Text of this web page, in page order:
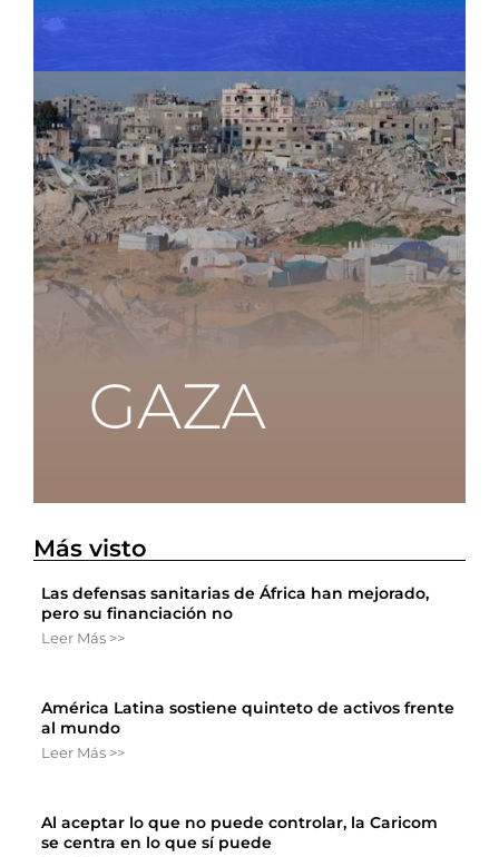
Más visto
Las defensas sanitarias de África han mejorado,
pero su financiación no
Leer Más >>
América Latina sostiene quinteto de activos frente
al mundo
Leer Más >>
Al aceptar lo que no puede controlar, la Caricom
se centra en lo que sí puede